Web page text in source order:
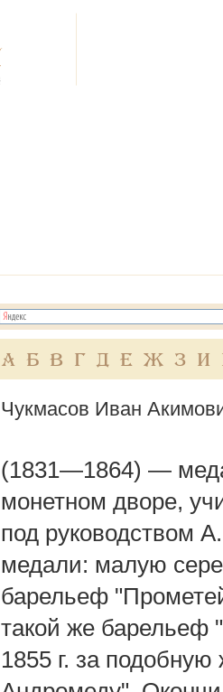
А Б В Г Д Е Ж З И
Чукмасов Иван
(1831—1864) —
монетном дворе,
под руководством
медали: малую
барельеф
такой же барельеф
1855 г. за